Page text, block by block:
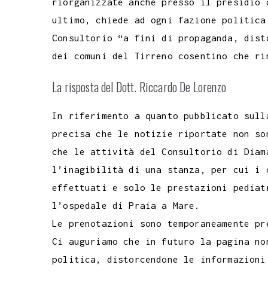
t
ultimo, chiede ad ogni fazione
Consultorio “a fini di propaganda,
dei comuni del Tirreno cosentino che
La risposta del Dott. Riccardo De Lorenzo
In riferimento a quanto pubblicato
precisa che le notizie riportate non
che le attività del Consultorio di
l’inagibilità di una stanza, per cui i
effettuati e solo le prestazioni pediatriche
l’ospedale di Praia a Mare.
Le prenotazioni sono temporaneamente
Ci auguriamo che in futuro la pagina
politica, distorcendone le informazioni,